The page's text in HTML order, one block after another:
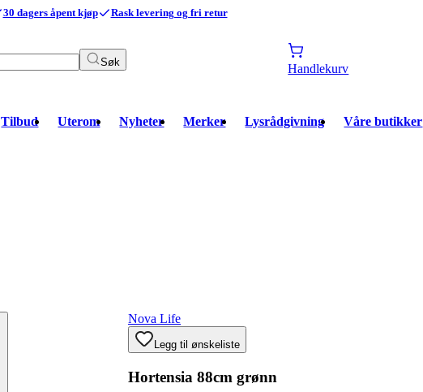
30 dagers åpent kjøp Rask levering og fri retur
Søk Handlekurv
Tilbud Uterom Nyheter Merker Lysrådgivning Våre butikker
Nova Life
Legg til ønskeliste
Hortensia 88cm grønn